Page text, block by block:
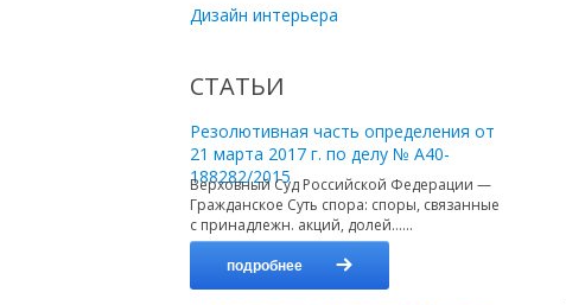
Дизайн интерьера
СТАТЬИ
Резолютивная часть определения от
21 марта 2017 г. по делу № А40-
188282/2015
Верховный Суд Российской Федерации —
Гражданское Суть спора: споры, связанные
с принадлежн. акций, долей…...
подробнее